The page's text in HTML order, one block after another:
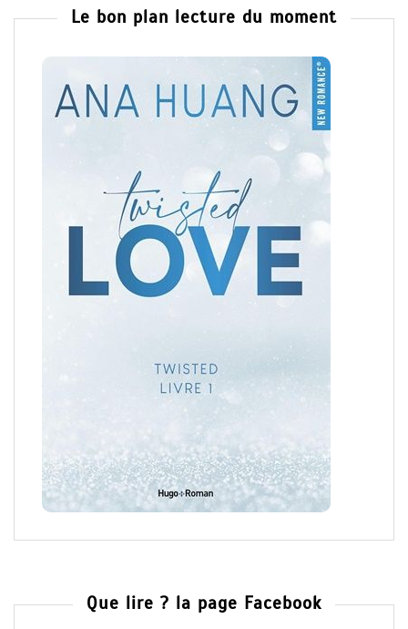
Le bon plan lecture du moment
Que lire ? la page Facebook